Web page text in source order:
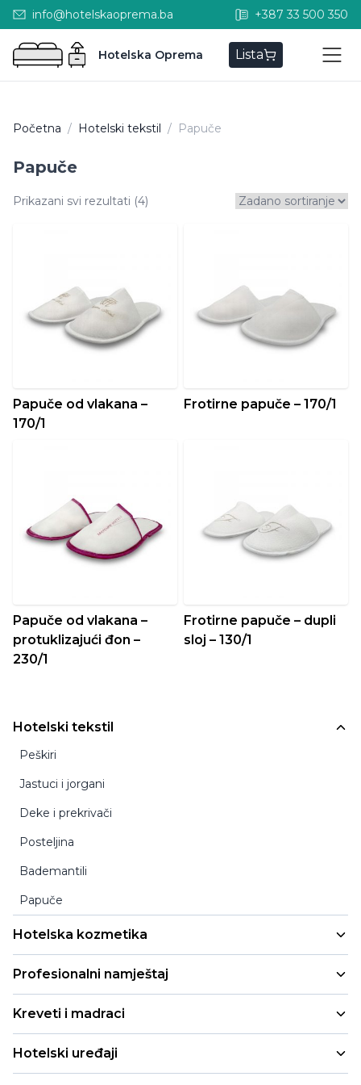
info@hotelskaoprema.ba +387 33 500 350
Hotelska Oprema Lista
Hotelski tekstil
Peškiri
Jastuci i jorgani
Deke i prekrivači
Posteljina
Bademantili
Papuče
Hotelska kozmetika
Refill i cartridge pakovanja
Profesionalna pakovanja
Dispanzeri
Hotelska higijena
Profesionalni namještaj
Stolice za enterijer sa rukonaslonom
Barske stolice za enterijer
Kreveti i madraci
Madraci
Hotelski uređaji
Početna / Hotelski tekstil / Papuče
Papuče
Prikazani svi rezultati (4)
Papuče od vlakana –
170/1
Frotirne papuče – 170/1
Papuče od vlakana –
protuklizajući đon –
230/1
Frotirne papuče – dupli
sloj – 130/1